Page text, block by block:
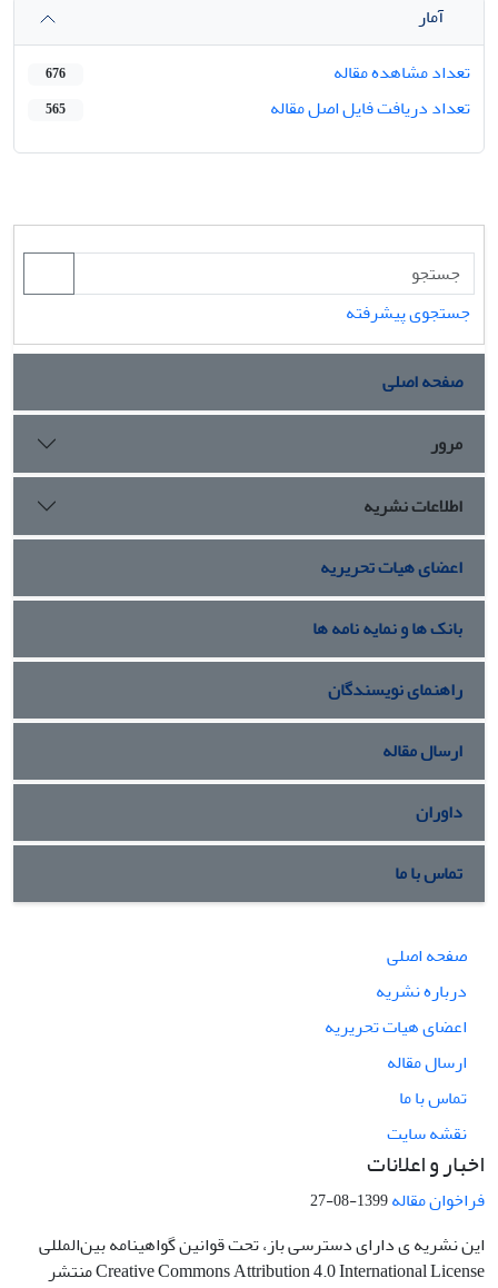
آمار
تعداد مشاهده مقاله
676
تعداد دریافت فایل اصل مقاله 565
جستجوی پیشرفته
صفحه اصلی
مرور
اطلاعات نشریه
اعضای هیات تحریریه
بانک ها و نمایه نامه ها
راهنمای نویسندگان
ارسال مقاله
داوران
تماس با ما
صفحه اصلی
درباره نشریه
اعضای هیات تحریریه
ارسال مقاله
تماس با ما
نقشه سایت
اخبار و اعلانات
فراخوان مقاله1399-08-27
این نشریه ی دارای دسترسی باز، تحت قوانین گواهینامه بین‌المللی
Creative Commons Attribution 4.0 International License منتشر